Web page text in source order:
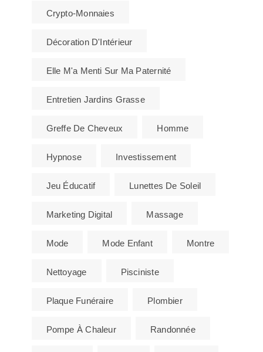
Crypto-Monnaies
Décoration D'Intérieur
Elle M'a Menti Sur Ma Paternité
Entretien Jardins Grasse
Greffe De Cheveux Homme
Hypnose Investissement
Jeu Éducatif Lunettes De Soleil
Marketing Digital Massage
Mode Mode Enfant Montre
Nettoyage Pisciniste
Plaque Funéraire Plombier
Pompe À Chaleur Randonnée